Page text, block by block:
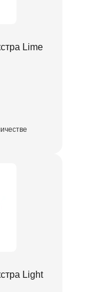
Lime
Light